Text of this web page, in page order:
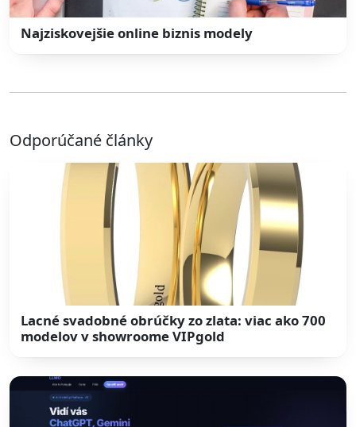
Najziskovejšie online biznis modely
Odporúčané články
Lacné svadobné obrúčky zo zlata: viac ako 700
modelov v showroome VIPgold